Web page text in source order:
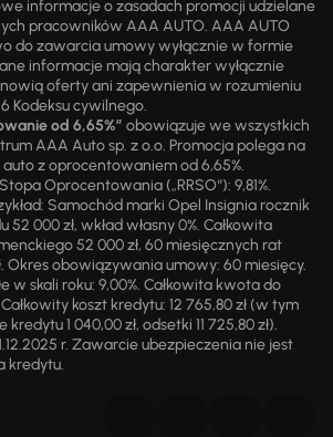
informacje o zasadach promocji udzielane
pracowników AAA AUTO. AAA AUTO
do zawarcia umowy wyłącznie w formie
informacje mają charakter wyłącznie
oferty ani zapewnienia w rozumieniu
Kodeksu cywilnego.
od 6,65%” obowiązuje we wszystkich
AAA Auto sp. z o.o. Promocja polega na
z oprocentowaniem od 6,65%.
Oprocentowania („RRSO“): 9,81%.
Samochód marki Opel Insignia rocznik
52 000 zł, wkład własny 0%. Całkowita
52 000 zł, 60 miesięcznych rat
Okres obowiązywania umowy: 60 miesięcy.
w skali roku: 9,00%. Całkowita kwota do
koszt kredytu: 12 765,80 zł (w tym
1 040,00 zł, odsetki 11 725,80 zł).
r. Zawarcie ubezpieczenia nie jest
kredytu.